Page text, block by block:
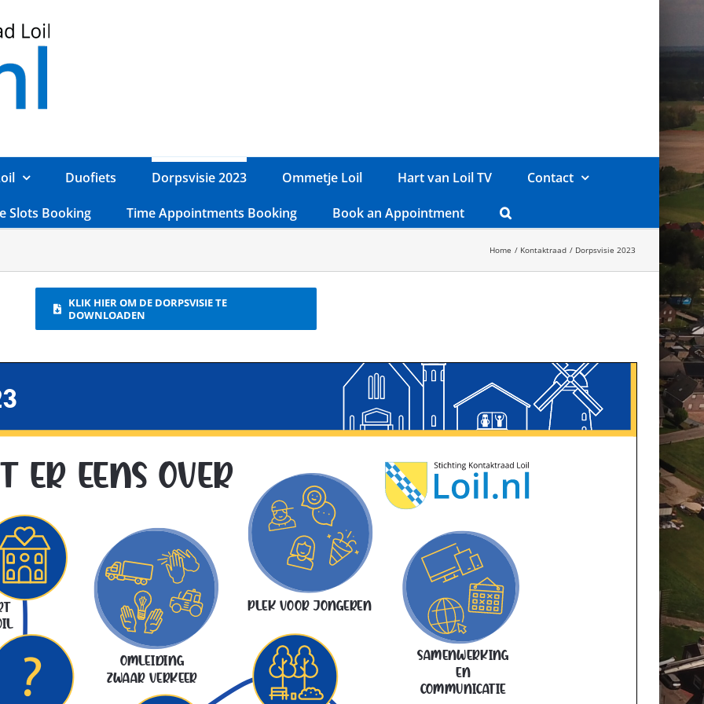
Duofiets Dorpsvisie 2023 Ommetje Loil Hart van Loil TV Contact
Slots Booking Time Appointments Booking Book an Appointment
Home Kontaktraad Dorpsvisie 2023
KLIK HIER OM DE DORPSVISIE TE
DOWNLOADEN